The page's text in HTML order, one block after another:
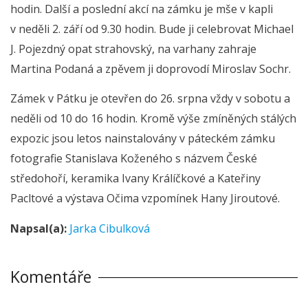
hodin. Další a poslední akcí na zámku je mše v kapli
v neděli 2. září od 9.30 hodin. Bude ji celebrovat Michael
J. Pojezdný opat strahovský, na varhany zahraje
Martina Podaná a zpěvem ji doprovodí Miroslav Sochr.
Zámek v Pátku je otevřen do 26. srpna vždy v sobotu a
neděli od 10 do 16 hodin. Kromě výše zmíněných stálých
expozic jsou letos nainstalovány v páteckém zámku
fotografie Stanislava Koženého s názvem České
středohoří, keramika Ivany Králíčkové a Kateřiny
Pacltové a výstava Očima vzpomínek Hany Jiroutové.
Napsal(a): Jarka Cibulková
Komentáře